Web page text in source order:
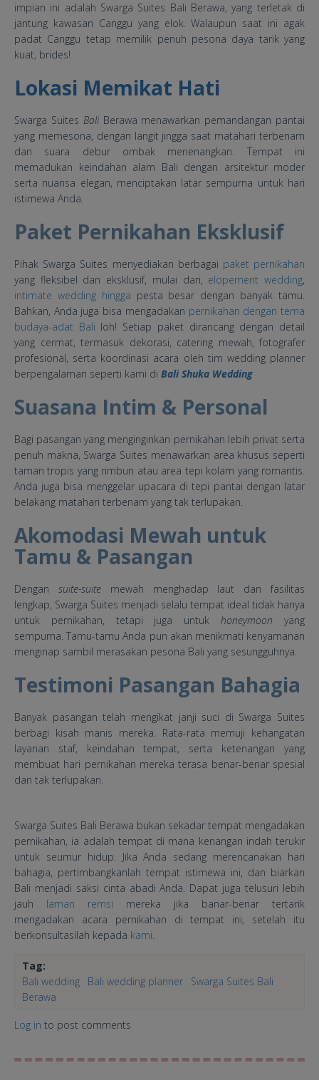
impian ini adalah Swarga Suites Bali Berawa, yang terletak di
jantung kawasan Canggu yang elok. Walaupun saat ini agak
padat Canggu tetap memilik penuh pesona daya tarik yang
kuat, brides!
Lokasi Memikat Hati
Swarga Suites BaliBerawa menawarkan pemandangan pantai
yang memesona, dengan langit jingga saat matahari terbenam
dan suara debur ombak menenangkan. Tempat ini
memadukan keindahan alam Bali dengan arsitektur moder
serta nuansa elegan, menciptakan latar sempurna untuk hari
istimewa Anda.
Paket Pernikahan Eksklusif
Pihak Swarga Suites menyediakan berbagai paket pernikahan
yang fleksibel dan eksklusif, mulai dari, elopement wedding,
intimate wedding hingga pesta besar dengan banyak tamu.
Bahkan, Anda juga bisa mengadakan pernikahan dengan tema
budaya-adat Bali loh! Setiap paket dirancang dengan detail
yang cermat, termasuk dekorasi, catering mewah, fotografer
profesional, serta koordinasi acara oleh tim wedding planner
berpengalaman seperti kami di Bali Shuka Wedding
Suasana Intim & Personal
Bagi pasangan yang menginginkan pernikahan lebih privat serta
penuh makna, Swarga Suites menawarkan area khusus seperti
taman tropis yang rimbun atau area tepi kolam yang romantis.
Anda juga bisa menggelar upacara di tepi pantai dengan latar
belakang matahari terbenam yang tak terlupakan.
Akomodasi Mewah untuk
Tamu & Pasangan
Dengan suite-suitemewah menghadap laut dan fasilitas
lengkap, Swarga Suites menjadi selalu tempat ideal tidak hanya
untuk pernikahan, tetapi juga untukhoneymoon yang
sempurna. Tamu-tamu Anda pun akan menikmati kenyamanan
menginap sambil merasakan pesona Bali yang sesungguhnya.
Testimoni Pasangan Bahagia
Banyak pasangan telah mengikat janji suci di Swarga Suites
berbagi kisah manis mereka. Rata-rata memuji kehangatan
layanan staf, keindahan tempat, serta ketenangan yang
membuat hari pernikahan mereka terasa benar-benar spesial
dan tak terlupakan.
Swarga Suites Bali Berawa bukan sekadar tempat mengadakan
pernikahan, ia adalah tempat di mana kenangan indah terukir
untuk seumur hidup. Jika Anda sedang merencanakan hari
bahagia, pertimbangkanlah tempat istimewa ini, dan biarkan
Bali menjadi saksi cinta abadi Anda. Dapat juga telusuri lebih
jauh laman remsi mereka jika banar-benar tertarik
mengadakan acara pernikahan di tempat ini, setelah itu
berkonsultasilah kepada kami.
Tag:
Bali wedding
Bali wedding planner
Swarga Suites Bali
Berawa
Log in to post comments